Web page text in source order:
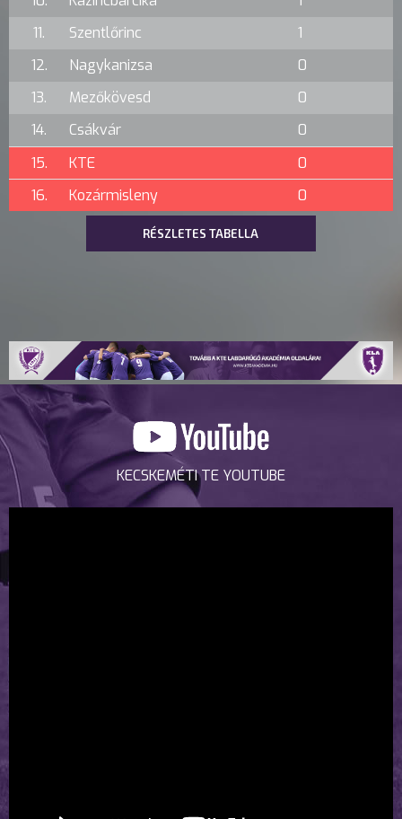
11.
Szentlőrinc
1
12.
Nagykanizsa
0
13.
Mezőkövesd
0
14.
Csákvár
0
15.
KTE
0
16.
Kozármisleny 0
RÉSZLETES TABELLA
KECSKEMÉTI TE YOUTUBE